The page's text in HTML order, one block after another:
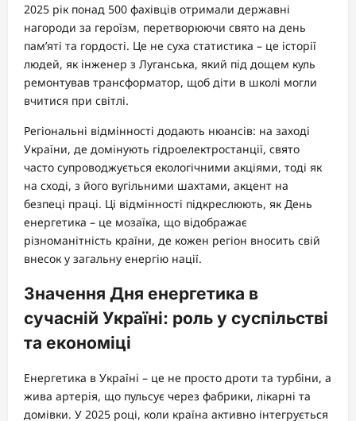
2025 рік понад 500 фахівців отримали державні
нагороди за героїзм, перетворюючи свято на день
пам’яті та гордості. Це не суха статистика – це історії
людей, як інженер з Луганська, який під дощем куль
ремонтував трансформатор, щоб діти в школі могли
вчитися при світлі.
Регіональні відмінності додають нюансів: на заході
України, де домінують гідроелектростанції, свято
часто супроводжується екологічними акціями, тоді як
на сході, з його вугільними шахтами, акцент на
безпеці праці. Ці відмінності підкреслюють, як День
енергетика – це мозаїка, що відображає
різноманітність країни, де кожен регіон вносить свій
внесок у загальну енергію нації.
Значення Дня енергетика в
сучасній Україні: роль у суспільстві
та економіці
Енергетика в Україні – це не просто дроти та турбіни, а
жива артерія, що пульсує через фабрики, лікарні та
домівки. У 2025 році, коли країна активно інтегрується